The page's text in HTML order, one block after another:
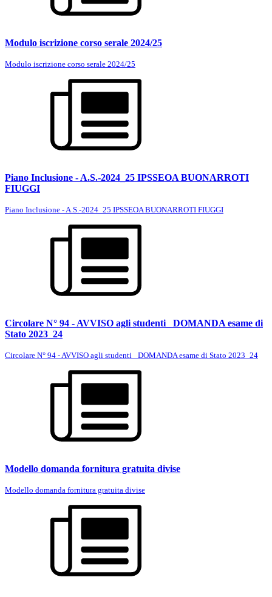
Modulo iscrizione corso serale 2024/25
Modulo iscrizione corso serale 2024/25
Piano Inclusione - A.S.-2024_25 IPSSEOA BUONARROTI
FIUGGI
Piano Inclusione - A.S.-2024_25 IPSSEOA BUONARROTI FIUGGI
Circolare N° 94 - AVVISO agli studenti_ DOMANDA esame di
Stato 2023_24
Circolare N° 94 - AVVISO agli studenti_ DOMANDA esame di Stato 2023_24
Modello domanda fornitura gratuita divise
Modello domanda fornitura gratuita divise